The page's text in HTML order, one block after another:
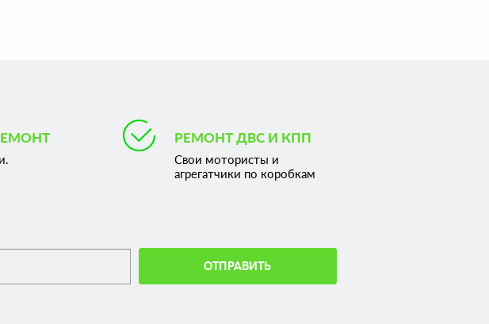
РЕМОНТ ДВС И КПП
Свои мотористы и
агрегатчики по коробкам
ОТПРАВИТЬ